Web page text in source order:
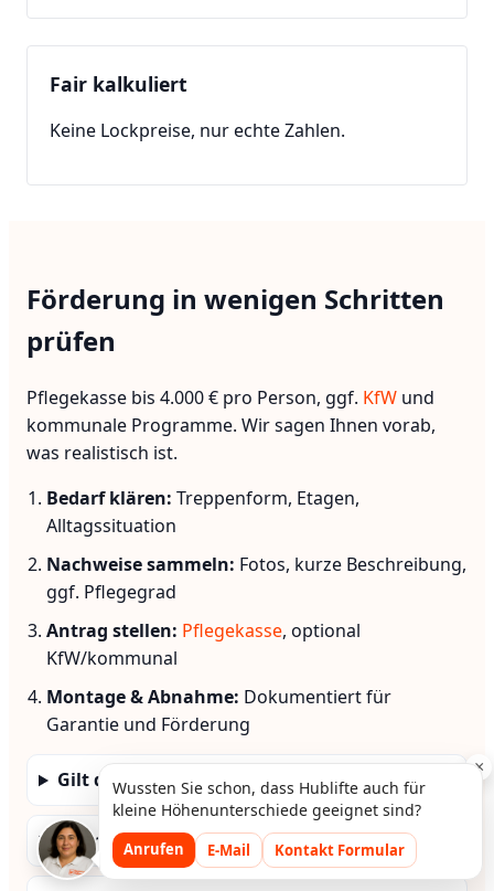
Fair kalkuliert
Keine Lockpreise, nur echte Zahlen.
Förderung in wenigen Schritten
prüfen
Pflegekasse bis 4.000 € pro Person, ggf. KfW und
kommunale Programme. Wir sagen Ihnen vorab,
was realistisch ist.
Bedarf klären: Treppenform, Etagen,
Alltagssituation
Nachweise sammeln: Fotos, kurze Beschreibung,
ggf. Pflegegrad
Antrag stellen: Pflegekasse, optional
KfW/kommunal
Montage & Abnahme: Dokumentiert für
Garantie und Förderung
Gilt die Förderung auch ohne Pflegegrad?
Kann man fördern und gebraucht kaufen?
×
Wussten Sie schon, dass Hublifte auch für
kleine Höhenunterschiede geeignet sind?
Anrufen E-Mail Kontakt Formular